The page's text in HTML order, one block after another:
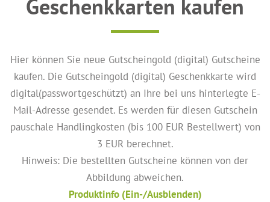
Geschenkkarten kaufen
Hier können Sie neue Gutscheingold (digital) Gutscheine
kaufen. Die Gutscheingold (digital) Geschenkkarte wird
digital(passwortgeschützt) an Ihre bei uns hinterlegte E-
Mail-Adresse gesendet. Es werden für diesen Gutschein
pauschale Handlingkosten (bis 100 EUR Bestellwert) von
3 EUR berechnet.
Hinweis: Die bestellten Gutscheine können von der
Abbildung abweichen.
Produktinfo (Ein-/Ausblenden)